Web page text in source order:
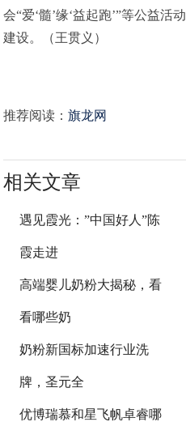
会“爱‘髓’缘‘益起跑’”等公益活
建设。（王贯义）
推荐阅读：旗龙网
相关文章
遇见霞光：”中国好人”陈
霞走进
高端婴儿奶粉大揭秘，看
看哪些奶
奶粉新国标加速行业洗
牌，圣元全
优博瑞慕和星飞帆卓睿哪